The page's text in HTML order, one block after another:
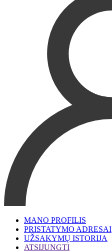
MANO PROFILIS
PRISTATYMO ADRESAI
UŽSAKYMŲ ISTORIJA
ATSIJUNGTI